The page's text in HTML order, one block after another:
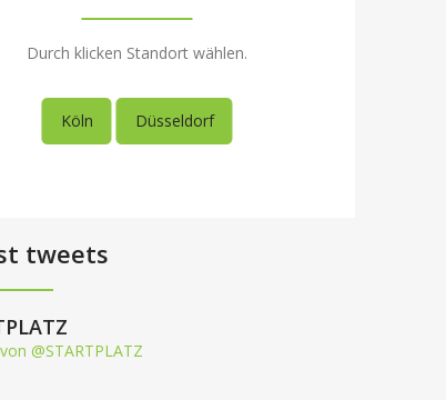
Durch klicken Standort wählen.
Köln Düsseldorf
tweets
@STARTPLATZ